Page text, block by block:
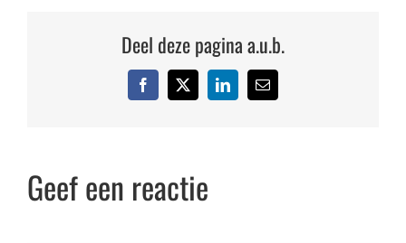
Deel deze pagina a.u.b.
Facebook
X LinkedIn
E-
mail
Geef een reactie